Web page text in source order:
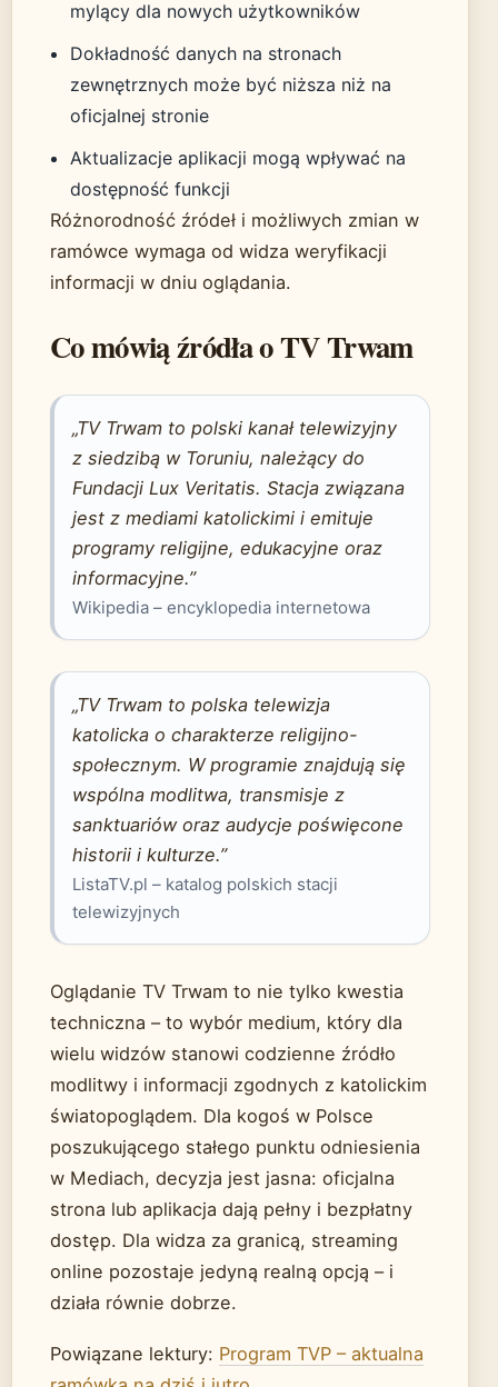
mylący dla nowych użytkowników
Dokładność danych na stronach
zewnętrznych może być niższa niż na
oficjalnej stronie
Aktualizacje aplikacji mogą wpływać na
dostępność funkcji
Różnorodność źródeł i możliwych zmian w
ramówce wymaga od widza weryfikacji
informacji w dniu oglądania.
Co mówią źródła o TV Trwam
„TV Trwam to polski kanał telewizyjny
z siedzibą w Toruniu, należący do
Fundacji Lux Veritatis. Stacja związana
jest z mediami katolickimi i emituje
programy religijne, edukacyjne oraz
informacyjne.”
Wikipedia – encyklopedia internetowa
„TV Trwam to polska telewizja
katolicka o charakterze religijno-
społecznym. W programie znajdują się
wspólna modlitwa, transmisje z
sanktuariów oraz audycje poświęcone
historii i kulturze.”
ListaTV.pl – katalog polskich stacji
telewizyjnych
Oglądanie TV Trwam to nie tylko kwestia
techniczna – to wybór medium, który dla
wielu widzów stanowi codzienne źródło
modlitwy i informacji zgodnych z katolickim
światopoglądem. Dla kogoś w Polsce
poszukującego stałego punktu odniesienia
w Mediach, decyzja jest jasna: oficjalna
strona lub aplikacja dają pełny i bezpłatny
dostęp. Dla widza za granicą, streaming
online pozostaje jedyną realną opcją – i
działa równie dobrze.
Powiązane lektury: Program TVP – aktualna